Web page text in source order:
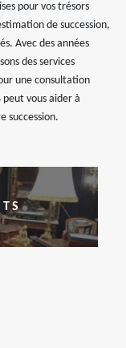
pour vos trésors
de succession,
Avec des années
des services
une consultation
vous aider à
succession.